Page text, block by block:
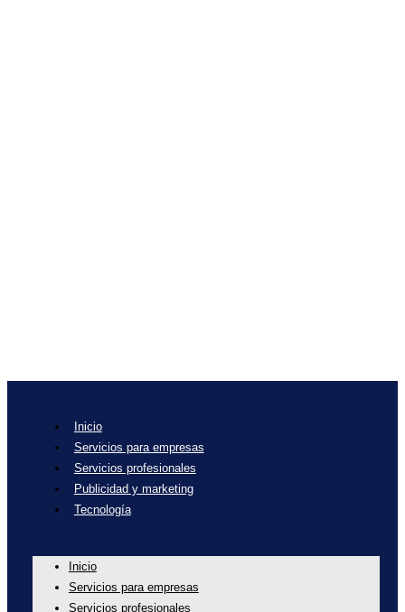
Inicio
Servicios para empresas
Servicios profesionales
Publicidad y marketing
Tecnología
Inicio
Servicios para empresas
Servicios profesionales